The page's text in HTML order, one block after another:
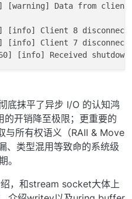
[warning] Data from
[info] Client 8
[info] Client 7
底抹平了异步 I/O 的认知鸿
的开销降至极限；更重要的
与所有权语义（RAII & Move
、类型混用等致命的系统级
。
，和stream socket大体上